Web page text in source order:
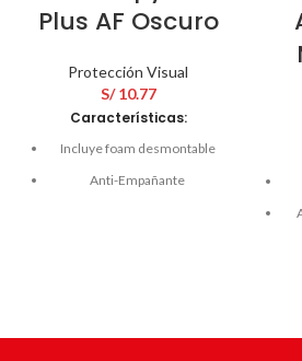
Plus AF Oscuro
Protección Visual
S/10.77
Características:
Incluye foam desmontable
Anti-Empañante